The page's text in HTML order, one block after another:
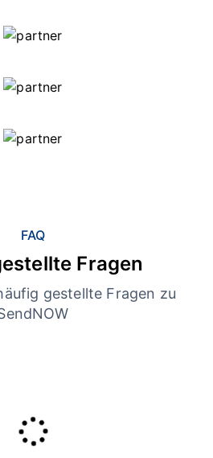
FAQ
Fragen
gestellte Fragen zu